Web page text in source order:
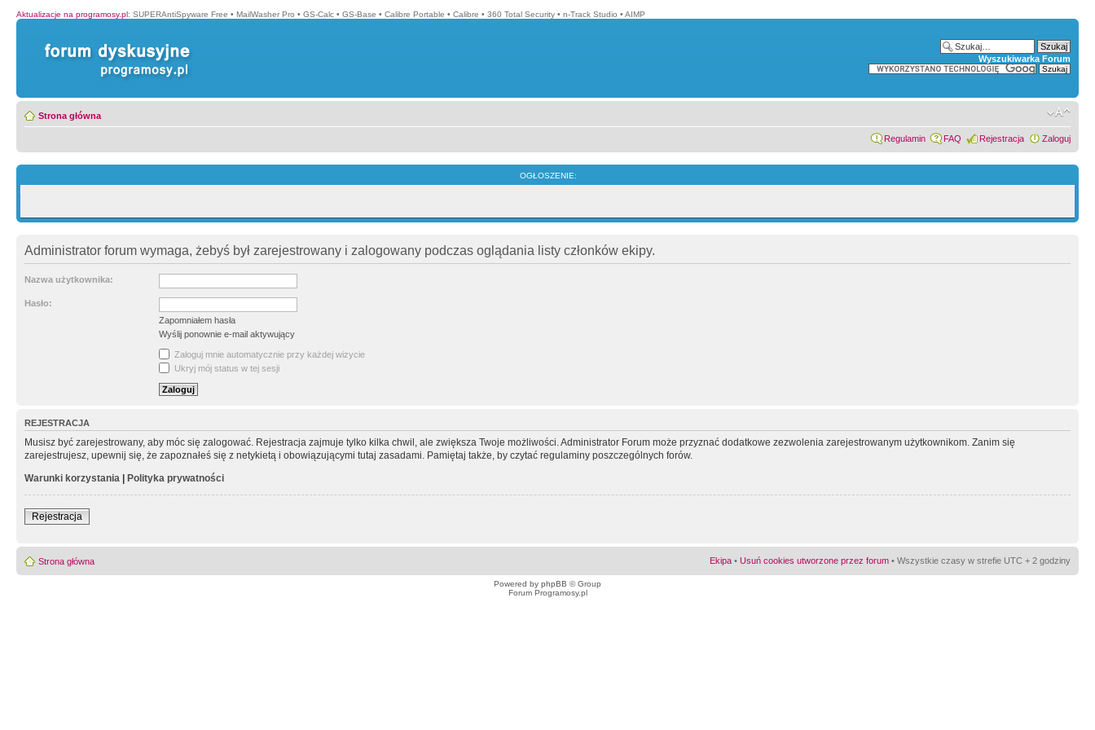
Aktualizacje na programosy.pl: SUPERAntiSpyware Free • MailWasher Pro • GS-Calc • GS-Base • Calibre Portable • Calibre • 360 Total Security • n-Track Studio • AIMP
Wyszukiwarka Forum
Strona główna
Regulamin FAQ Rejestracja Zaloguj
OGŁOSZENIE:
Administrator forum wymaga, żebyś był zarejestrowany i zalogowany podczas oglądania listy członków ekipy.
Nazwa użytkownika:
Hasło:
Zapomniałem hasła
Wyślij ponownie e-mail aktywujący
Zaloguj mnie automatycznie przy każdej wizycie
Ukryj mój status w tej sesji
REJESTRACJA
Musisz być zarejestrowany, aby móc się zalogować. Rejestracja zajmuje tylko kilka chwil, ale zwiększa Twoje możliwości. Administrator Forum może przyznać dodatkowe zezwolenia zarejestrowanym użytkownikom. Zanim się
zarejestrujesz, upewnij się, że zapoznałeś się z netykietą i obowiązującymi tutaj zasadami. Pamiętaj także, by czytać regulaminy poszczególnych forów.
Warunki korzystania | Polityka prywatności
Rejestracja
Strona główna Ekipa • Usuń cookies utworzone przez forum • Wszystkie czasy w strefie UTC + 2 godziny
Powered by phpBB © Group
Forum Programosy.pl